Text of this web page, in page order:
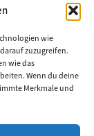
wie
zuzugreifen.
wie das
Wenn du deine
Merkmale und
und